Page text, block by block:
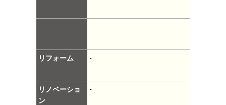
リフォーム -
リノベーショ
ン
-